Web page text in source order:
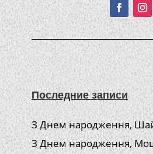
Последние записи
З Днем народження,
З Днем народження,